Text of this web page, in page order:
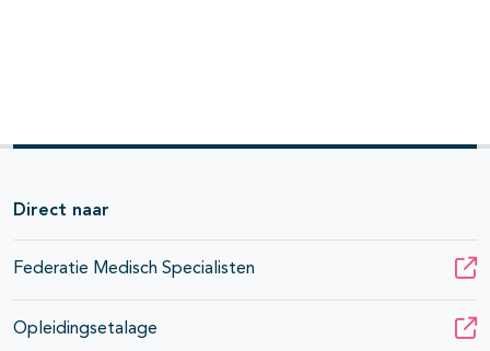
Direct naar
Federatie Medisch Specialisten
Opleidingsetalage